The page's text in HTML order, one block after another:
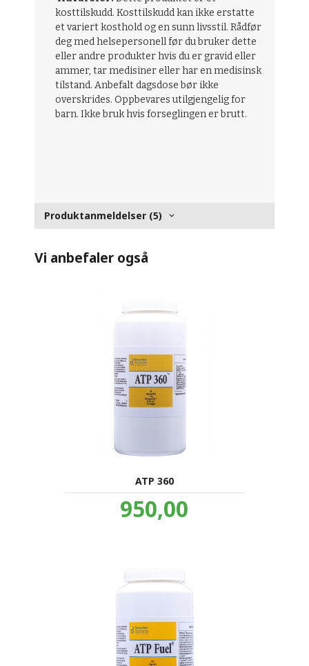
kosttilskudd. Kosttilskudd kan ikke erstatte
et variert kosthold og en sunn livsstil. Rådfør
deg med helsepersonell før du bruker dette
eller andre produkter hvis du er gravid eller
ammer, tar medisiner eller har en medisinsk
tilstand. Anbefalt dagsdose bør ikke
overskrides. Oppbevares utilgjengelig for
barn. Ikke bruk hvis forseglingen er brutt.
Produktanmeldelser (5)
Vi anbefaler også
ATP 360
Pris
950,00